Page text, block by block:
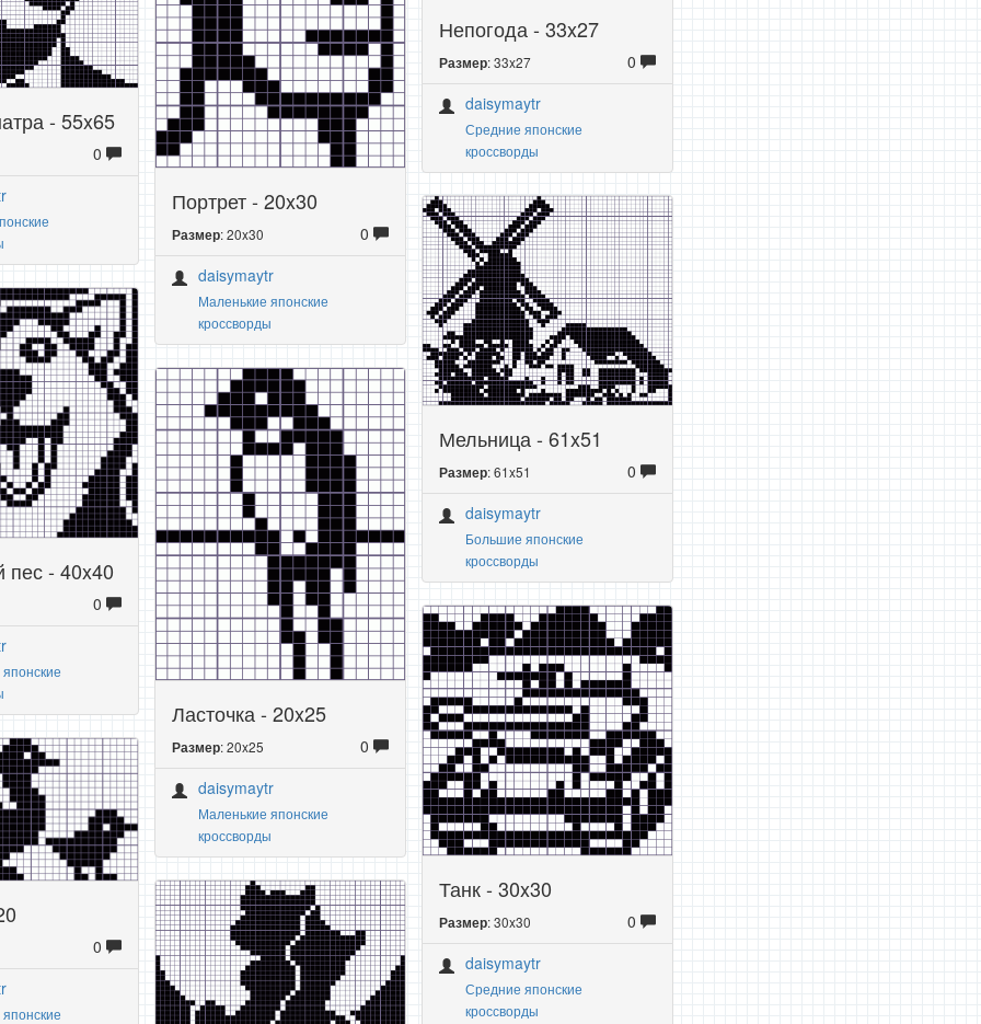
- 55x65
0
Портрет - 20x30
Размер: 20x30
0
daisymaytr
Маленькие японские
кроссворды
Непогода - 33x27
Размер: 33x27
0
daisymaytr
Средние японские
кроссворды
Мельница - 61x51
Размер: 61x51
0
daisymaytr
Большие японские
кроссворды
пес - 40x40
0
Ласточка - 20x25
Размер: 20x25
0
daisymaytr
Маленькие японские
кроссворды
Танк - 30x30
Размер: 30x30
0
daisymaytr
Средние японские
кроссворды
0